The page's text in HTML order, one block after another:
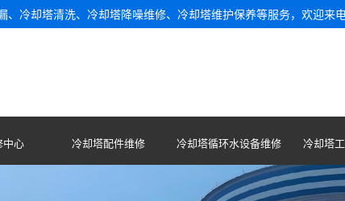
冷却塔清洗、冷却塔降噪维修、冷却塔维护保养等服务，欢迎来
中心 冷却塔配件维修 冷却塔循环水设备维修 冷却塔